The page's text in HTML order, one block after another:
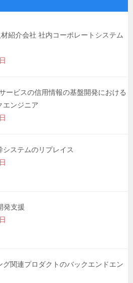
紹介会社 社内コーポレートシステム
ービスの信用情報の基盤開発における
エンジニア
システムのリプレイス
発支援
グ関連プロダクトのバックエンドエン